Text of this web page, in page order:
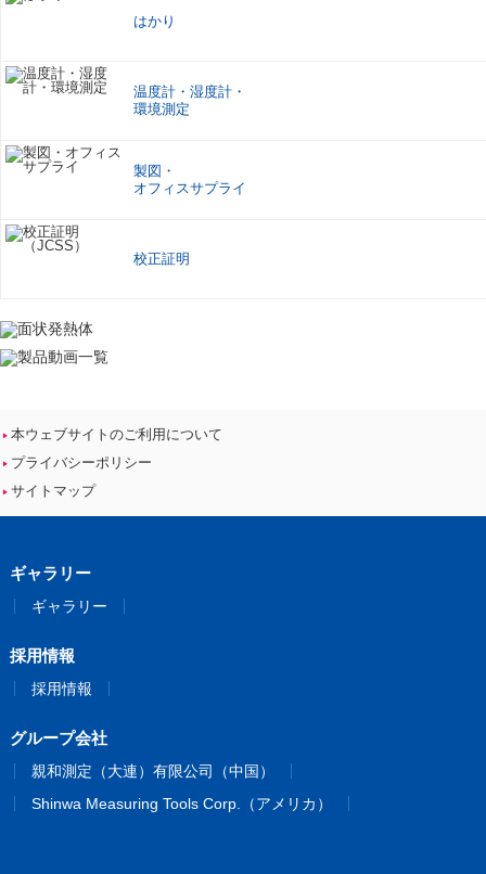
はかり
温度計 ・ 湿度計 ・
環境測定
製図 ・
オフィスサプライ
校正証明
本ウェブサイトのご利用について
プライバシーポリシー
サイトマップ
ギャラリー
ギャラリー
採用情報
採用情報
グループ会社
親和測定（大連）有限公司（中国）
Shinwa Measuring Tools Corp.（アメリカ）